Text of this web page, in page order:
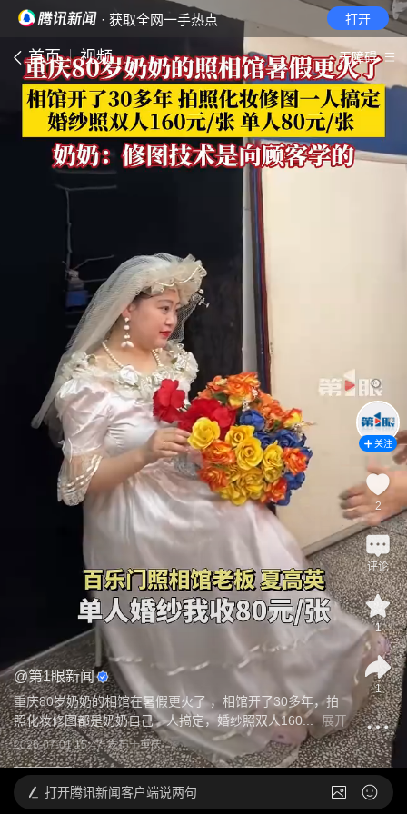
· 获取全网一手热点 打开
首页 视频 无障碍
@第1眼新闻
重庆80岁奶奶的相馆在暑假更火了 ，相馆开了30多年，拍
照化妆修图都是奶奶自己一人搞定，婚纱照双人160...
展开
2026-07-01 15:47 发布于重庆
关注
2
评论
1
1
打开腾讯新闻客户端说两句